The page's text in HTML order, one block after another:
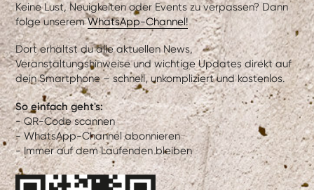
Keine Lust, Neuigkeiten oder Events zu verpassen? Dann
folge unseremWhatsApp-Channel!
Dort erhältst du alle aktuellen News,
Veranstaltungshinweise und wichtige Updates direkt auf
dein Smartphone – schnell, unkompliziert und kostenlos.
So einfach geht's:
- QR-Code scannen
- WhatsApp-Channel abonnieren
- Immer auf dem Laufenden bleiben